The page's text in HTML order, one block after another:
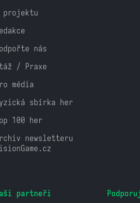
projektu
nás
/ Praxe
média
sbírka her
100 her
newsletteru
partneři